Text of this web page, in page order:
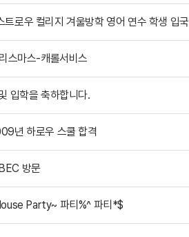
로우 컬리지 겨울방학 영어 연수 학생 입국
스마스-캐롤서비스
입학을 축하합니다.
년 하로우 스쿨 합격
방문
Party~ 파티%^ 파티*$